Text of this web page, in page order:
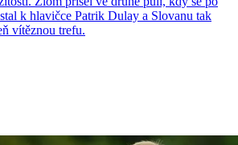
k hlavičce Patrik Dulay a Slovanu tak
vítěznou trefu.